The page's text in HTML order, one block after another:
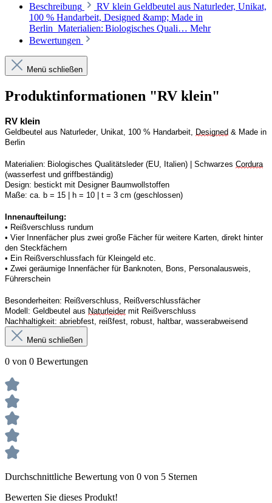
Beschreibung
RV klein Geldbeutel aus Naturleder, Unikat,
100 % Handarbeit, Designed &amp; Made in
Berlin Materialien: Biologisches Quali… Mehr
Bewertungen
Menü schließen
Produktinformationen "RV klein"
RV klein
Geldbeutel aus Naturleder, Unikat, 100 % Handarbeit, Designed & Made in
Berlin
Materialien: Biologisches Qualitätsleder (EU, Italien) | Schwarzes Cordura
(wasserfest und griffbeständig)
Design: bestickt mit Designer Baumwollstoffen
Maße: ca. b = 15 | h = 10 | t = 3 cm (geschlossen)
Innenaufteilung:
• Reißverschluss rundum
• Vier Innenfächer plus zwei große Fächer für weitere Karten, direkt hinter
den Steckfächern
• Ein Reißverschlussfach für Kleingeld etc.
• Zwei geräumige Innenfächer für Banknoten, Bons, Personalausweis,
Führerschein
Besonderheiten: Reißverschluss, Reißverschlussfächer
Modell: Geldbeutel aus Naturleider mit Reißverschluss
Nachhaltigkeit: abriebfest, reißfest, robust haltbar, wasserabweisend
Menü schließen
0 von 0 Bewertungen
Durchschnittliche Bewertung von 0 von 5 Sternen
Bewerten Sie dieses Produkt!